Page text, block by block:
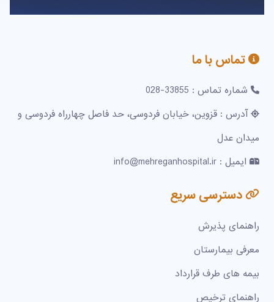
تماس با ما
شماره تماس : 33855-028
آدرس : قزوین، خیابان فردوسی، حد فاصل چهارراه فردوسی و
میدان عدل
ایمیل : info@mehreganhospital.ir
دسترسی سریع
راهنمای پذیرش
معرفی بیمارستان
بیمه های طرف قرارداد
راهنمای ترخیص